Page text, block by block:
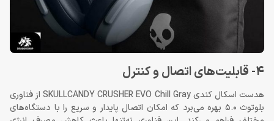
4- قابلیت‌های اتصال و کنترل
هدست اسکال کندی SKULLCANDY CRUSHER EVO Chill Gray از فناوری
بلوتوث 5.0 بهره می‌برد که امکان اتصال پایدار و سریع را با دستگاه‌های